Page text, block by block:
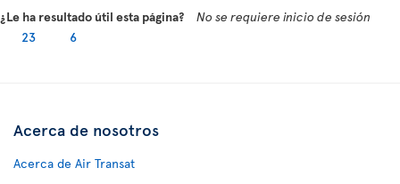
¿Le ha resultado útil esta página?
No se requiere inicio de sesión
23
6
Acerca de nosotros
Acerca de Air Transat